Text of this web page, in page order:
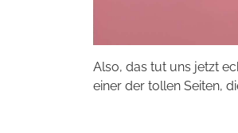
Also, das tut uns jetzt
einer der tollen Seiten,